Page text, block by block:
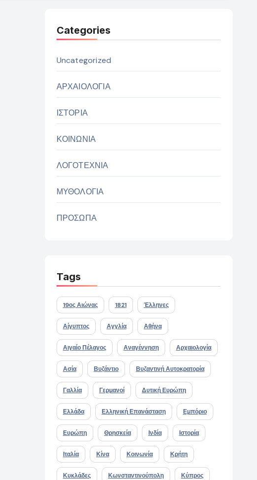
Categories
Uncategorized
ΑΡΧΑΙΟΛΟΓΙΑ
ΙΣΤΟΡΙΑ
ΚΟΙΝΩΝΙΑ
ΛΟΓΟΤΕΧΝΙΑ
ΜΥΘΟΛΟΓΙΑ
ΠΡΟΣΩΠΑ
Tags
19ος Αιώνας 1821 Έλληνες
Αίγυπτος Αγγλία Αθήνα
Αιγαίο Πέλαγος Αναγέννηση Αρχαιολογία
Ασία Βυζάντιο Βυζαντινή Αυτοκρατορία
Γαλλία Γερμανοί Δυτική Ευρώπη
Ελλάδα Ελληνική Επανάσταση Εμπόριο
Ευρώπη Θρησκεία Ινδία Ιστορία
Ιταλία Κίνα Κοινωνία Κρήτη
Κυκλάδες Κωνσταντινούπολη Κύπρος